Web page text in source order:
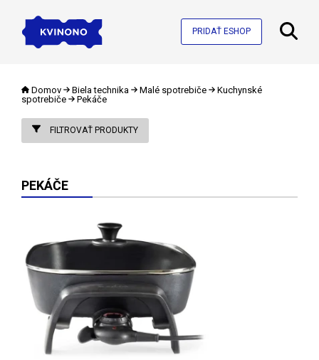
PRIDAŤ ESHOP
Domov Biela technika Malé spotrebiče
Kuchynské
spotrebiče
Pekáče
FILTROVAŤ PRODUKTY
PEKÁČE